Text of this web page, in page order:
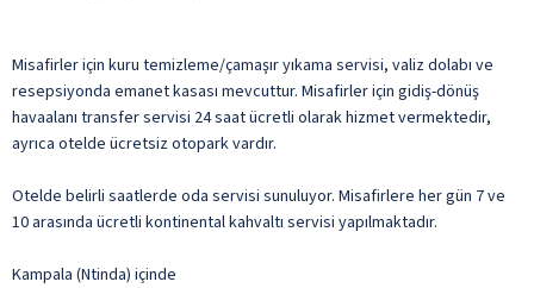
Misafirler için kuru temizleme/çamaşır yıkama servisi, valiz dolabı ve
resepsiyonda emanet kasası mevcuttur. Misafirler için gidiş-dönüş
havaalanı transfer servisi 24 saat ücretli olarak hizmet vermektedir,
ayrıca otelde ücretsiz otopark vardır.
Otelde belirli saatlerde oda servisi sunuluyor. Misafirlere her gün 7 ve
10 arasında ücretli kontinental kahvaltı servisi yapılmaktadır.
Kampala (Ntinda) içinde